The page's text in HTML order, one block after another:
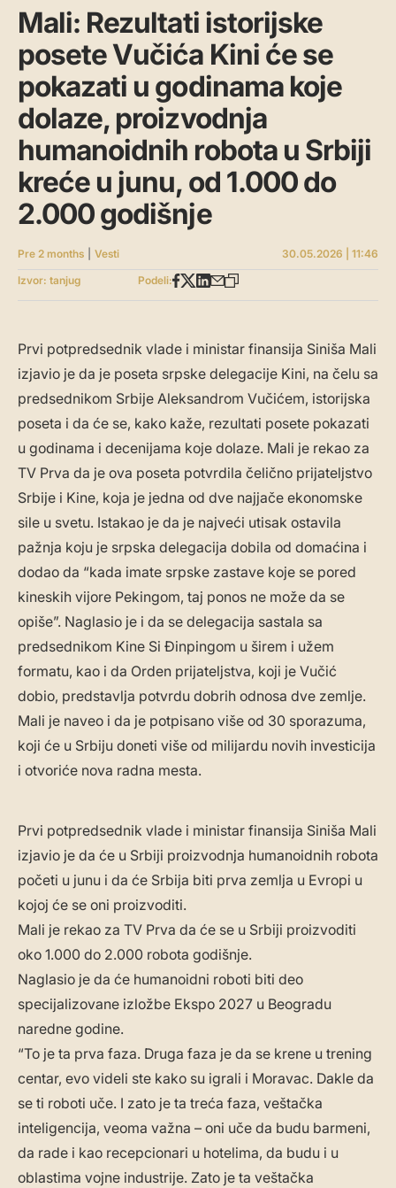
Mali: Rezultati istorijske
posete Vučića Kini će se
pokazati u godinama koje
dolaze, proizvodnja
humanoidnih robota u Srbiji
kreće u junu, od 1.000 do
2.000 godišnje
Pre 2 months Vesti
30.05.2026 | 11:46
Izvor: tanjug
Podeli:
Prvi potpredsednik vlade i ministar finansija Siniša Mali
izjavio je da je poseta srpske delegacije Kini, na čelu sa
predsednikom Srbije Aleksandrom Vučićem, istorijska
poseta i da će se, kako kaže, rezultati posete pokazati
u godinama i decenijama koje dolaze. Mali je rekao za
TV Prva da je ova poseta potvrdila čelično prijateljstvo
Srbije i Kine, koja je jedna od dve najjače ekonomske
sile u svetu. Istakao je da je najveći utisak ostavila
pažnja koju je srpska delegacija dobila od domaćina i
dodao da “kada imate srpske zastave koje se pored
kineskih vijore Pekingom, taj ponos ne može da se
opiše”. Naglasio je i da se delegacija sastala sa
predsednikom Kine Si Đinpingom u širem i užem
formatu, kao i da Orden prijateljstva, koji je Vučić
dobio, predstavlja potvrdu dobrih odnosa dve zemlje.
Mali je naveo i da je potpisano više od 30 sporazuma,
koji će u Srbiju doneti više od milijardu novih investicija
i otvoriće nova radna mesta.
Prvi potpredsednik vlade i ministar finansija Siniša Mali
izjavio je da će u Srbiji proizvodnja humanoidnih robota
početi u junu i da će Srbija biti prva zemlja u Evropi u
kojoj će se oni proizvoditi.
Mali je rekao za TV Prva da će se u Srbiji proizvoditi
oko 1.000 do 2.000 robota godišnje.
Naglasio je da će humanoidni roboti biti deo
specijalizovane izložbe Ekspo 2027 u Beogradu
naredne godine.
“To je ta prva faza. Druga faza je da se krene u trening
centar, evo videli ste kako su igrali i Moravac. Dakle da
se ti roboti uče. I zato je ta treća faza, veštačka
inteligencija, veoma važna – oni uče da budu barmeni,
da rade i kao recepcionari u hotelima, da budu i u
oblastima vojne industrije. Zato je ta veštačka